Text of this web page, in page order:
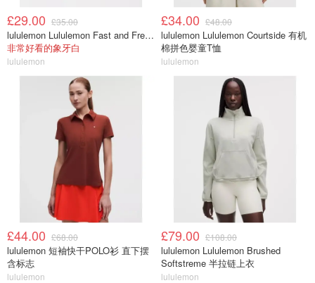
£29.00 £35.00
lululemon Lululemon Fast and Free 跑步腰包
非常好看的象牙白
lululemon
£34.00 £48.00
lululemon Lululemon Courtside 有机
棉拼色婴童T恤
lululemon
£44.00 £68.00
lululemon 短袖快干POLO衫 直下摆
含标志
lululemon
£79.00 £108.00
lululemon Lululemon Brushed
Softstreme 半拉链上衣
lululemon